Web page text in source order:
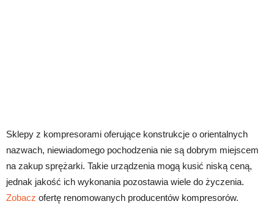
Sklepy z kompresorami oferujące konstrukcje o orientalnych
nazwach, niewiadomego pochodzenia nie są dobrym miejscem
na zakup sprężarki. Takie urządzenia mogą kusić niską ceną,
jednak jakość ich wykonania pozostawia wiele do życzenia.
Zobacz ofertę renomowanych producentów kompresorów.